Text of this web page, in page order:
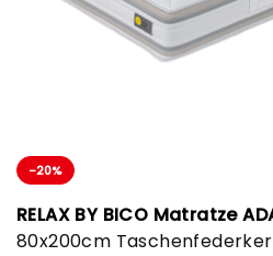
-20%
RELAX BY BICO Matratze
80x200cm